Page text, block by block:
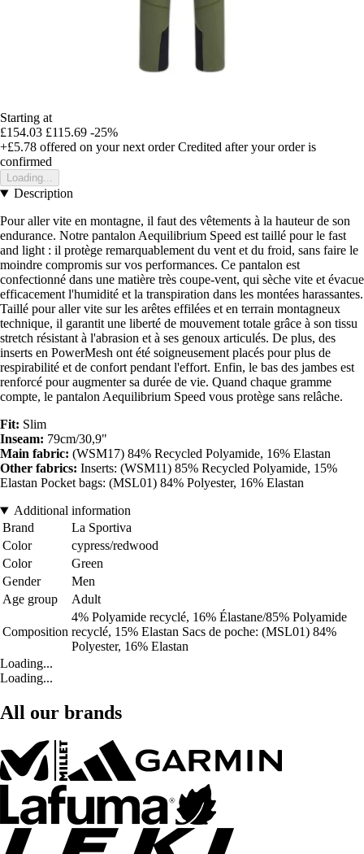
Starting at
£154.03 £115.69 -25%
+£5.78 offered on your next order Credited after your order is
confirmed
Loading...
Description
Pour aller vite en montagne, il faut des vêtements à la hauteur de son
endurance. Notre pantalon Aequilibrium Speed est taillé pour le fast
and light : il protège remarquablement du vent et du froid, sans faire le
moindre compromis sur vos performances. Ce pantalon est
confectionné dans une matière très coupe-vent, qui sèche vite et évacue
efficacement l'humidité et la transpiration dans les montées harassantes.
Taillé pour aller vite sur les arêtes effilées et en terrain montagneux
technique, il garantit une liberté de mouvement totale grâce à son tissu
stretch résistant à l'abrasion et à ses genoux articulés. De plus, des
inserts en PowerMesh ont été soigneusement placés pour plus de
respirabilité et de confort pendant l'effort. Enfin, le bas des jambes est
renforcé pour augmenter sa durée de vie. Quand chaque gramme
compte, le pantalon Aequilibrium Speed vous protège sans relâche.
Fit: Slim
Inseam: 79cm/30,9"
Main fabric: (WSM17) 84% Recycled Polyamide, 16% Elastan
Other fabrics: Inserts: (WSM11) 85% Recycled Polyamide, 15%
Elastan Pocket bags: (MSL01) 84% Polyester, 16% Elastan
Additional information
Brand
La Sportiva
Color
cypress/redwood
Color
Green
Gender
Men
Age group
Adult
Composition
4% Polyamide recyclé, 16% Élastane/85% Polyamide
recyclé, 15% Elastan Sacs de poche: (MSL01) 84%
Polyester, 16% Elastan
Loading...
Loading...
All our brands